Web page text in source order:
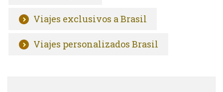
Viajes exclusivos a Brasil
Viajes personalizados Brasil